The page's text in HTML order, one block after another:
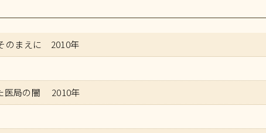
のまえに 2010年
医局の闇 2010年